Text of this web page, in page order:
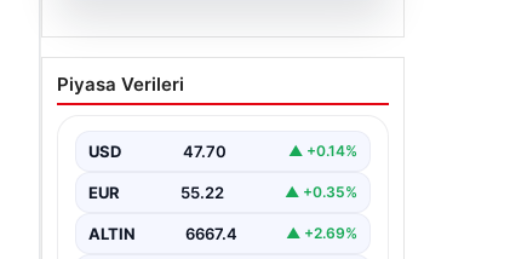
Çanakkale’de böcek
ilaçlaması felakete
annesi yoğun bakımda
Piyasa Verileri
USD 47.70 ▲ +0.14%
EUR 55.22 ▲ +0.35%
ALTIN 6667.4 ▲ +2.69%